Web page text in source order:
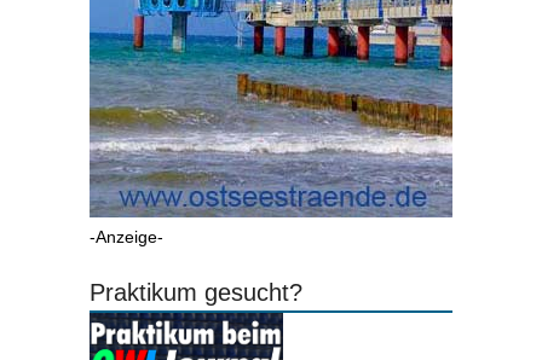
-Anzeige-
Praktikum gesucht?